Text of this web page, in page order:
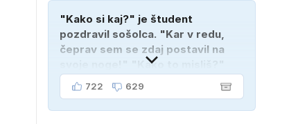
"Kako si kaj?" je študent
pozdravil sošolca. "Kar v redu,
čeprav sem se zdaj postavil na
svoje noge!" "Kako to misliš?"
"Oče mi je vzel avto!"
722 629